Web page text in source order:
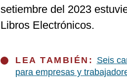
setiembre del 2023
Libros Electrónicos.
LEA TAMBIÉN: Seis
para empresas y